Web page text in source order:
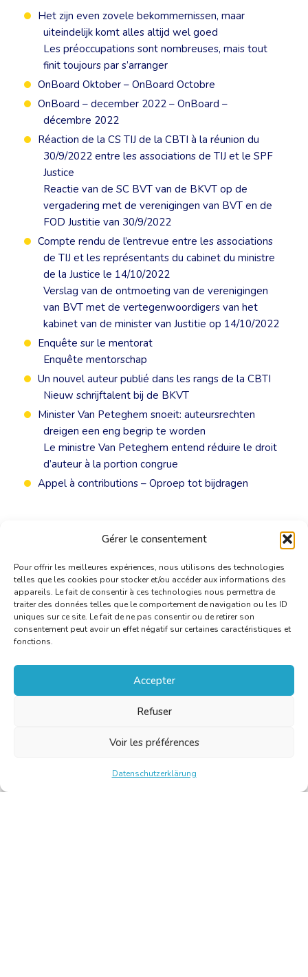
Gérer le consentement
Pour offrir les meilleures expériences, nous utilisons des technologies
telles que les cookies pour stocker et/ou accéder aux informations des
appareils. Le fait de consentir à ces technologies nous permettra de
traiter des données telles que le comportement de navigation ou les ID
uniques sur ce site. Le fait de ne pas consentir ou de retirer son
consentement peut avoir un effet négatif sur certaines caractéristiques et
fonctions.
Accepter
Refuser
Voir les préférences
Datenschutzerklärung
Het zijn even zovele bekommernissen, maar
uiteindelijk komt alles altijd wel goed
Les préoccupations sont nombreuses, mais tout
finit toujours par s’arranger
OnBoard Oktober – OnBoard Octobre
OnBoard – december 2022 – OnBoard –
décembre 2022
Réaction de la CS TIJ de la CBTI à la réunion du
30/9/2022 entre les associations de TIJ et le SPF
Justice
Reactie van de SC BVT van de BKVT op de
vergadering met de verenigingen van BVT en de
FOD Justitie van 30/9/2022
Compte rendu de l’entrevue entre les associations
de TIJ et les représentants du cabinet du ministre
de la Justice le 14/10/2022
Verslag van de ontmoeting van de verenigingen
van BVT met de vertegenwoordigers van het
kabinet van de minister van Justitie op 14/10/2022
Enquête sur le mentorat
Enquête mentorschap
Un nouvel auteur publié dans les rangs de la CBTI
Nieuw schrijftalent bij de BKVT
Minister Van Peteghem snoeit: auteursrechten
dreigen een eng begrip te worden
Le ministre Van Peteghem entend réduire le droit
d’auteur à la portion congrue
Appel à contributions – Oproep tot bijdragen